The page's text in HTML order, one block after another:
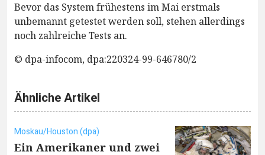
Bevor das System frühestens im Mai erstmals
unbemannt getestet werden soll, stehen allerdings
noch zahlreiche Tests an.
© dpa-infocom, dpa:220324-99-646780/2
Ähnliche Artikel
Moskau/Houston (dpa)
Ein Amerikaner und zwei